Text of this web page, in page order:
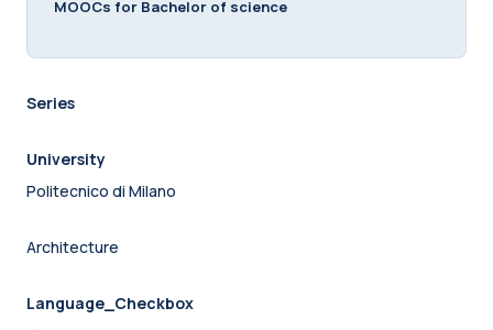
MOOCs for Bachelor of science
Series
University
Politecnico di Milano
Architecture
Language_Checkbox